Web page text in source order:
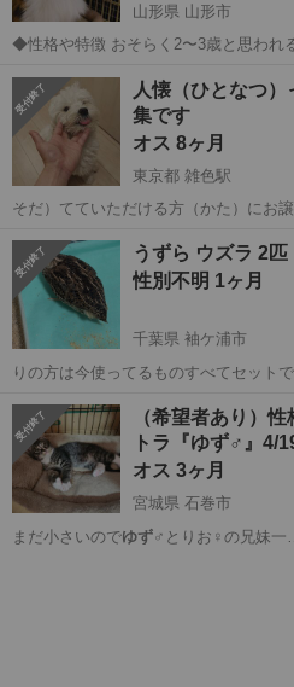
山形県 山形市
◆性格や特徴 おそらく2〜3歳と思われ
大好きです。 ◆健康状態 初期診療済み 体内外駆虫済み 猫エイズ・白
血病共に陰性 不妊手術済...
山形 山形市 有無
人懐（ひとなつ
集です
オス 8ヶ月
東京都 雑色駅
そだ）てていただける方（かた）にお
東京 大田区 雑色駅 その他
うずら ウズラ 2匹
性別不明 1ヶ月
千葉県 袖ケ浦市
りの方は今使ってるものすべてセット
千葉 袖ケ浦市 その他 うず
（希望者あり）
トラ『ゆず♂』4/
オス 3ヶ月
宮城県 石巻市
まだ小さいのでゆず♂とりお♀の兄妹